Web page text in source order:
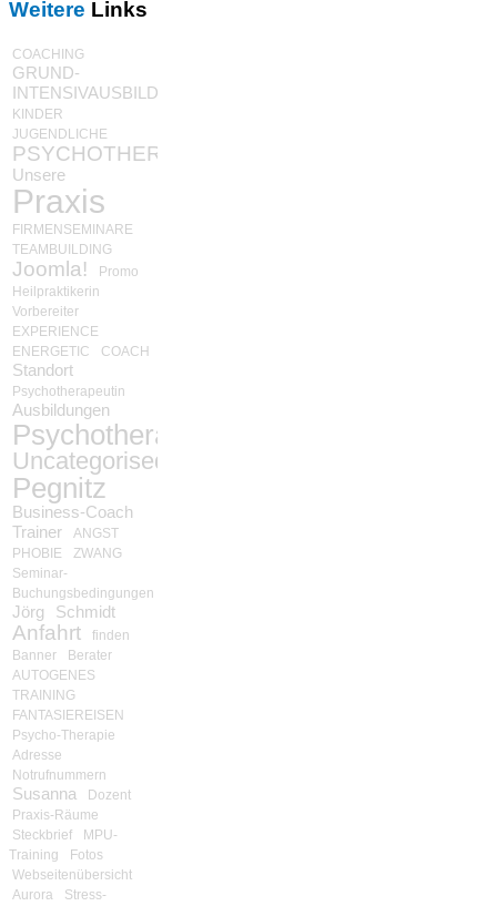
Weitere Links
COACHING
GRUND-
INTENSIVAUSBILDUNG
KINDER
JUGENDLICHE
PSYCHOTHERAPIE
Unsere
Praxis
FIRMENSEMINARE
TEAMBUILDING
Joomla!
Promo
Heilpraktikerin
Vorbereiter
EXPERIENCE
ENERGETIC
COACH
Standort
Psychotherapeutin
Ausbildungen
Psychotherapie
Uncategorised
Pegnitz
Business-Coach
Trainer
ANGST
PHOBIE
ZWANG
Seminar-
Buchungsbedingungen
Jörg Schmidt
Anfahrt
finden
Banner
Berater
AUTOGENES
TRAINING
FANTASIEREISEN
Psycho-Therapie
Adresse
Notrufnummern
Susanna
Dozent
Praxis-Räume
Steckbrief
MPU-
Training
Fotos
Webseitenübersicht
Aurora
Stress-